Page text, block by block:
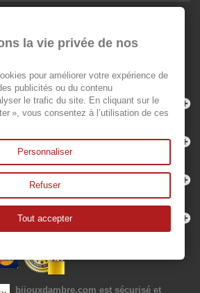
bijouxdambre.com est sécurisé et
la vie privée de nos
pour améliorer votre expérience de
publicités ou du contenu
le trafic du site. En cliquant sur le
», vous consentez à l’utilisation de ces
Personnaliser
Refuser
Tout accepter